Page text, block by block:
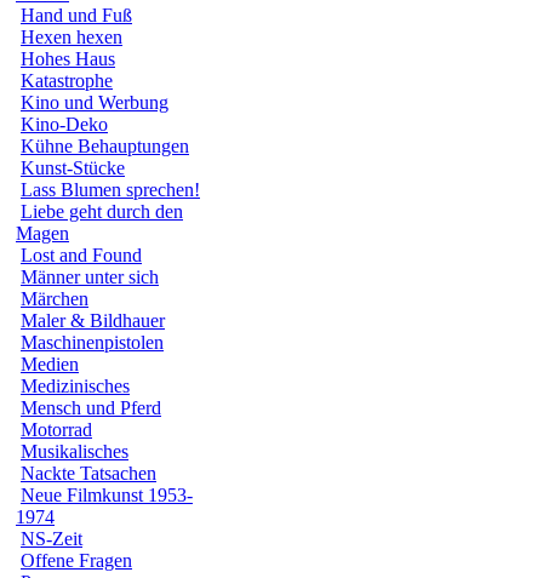
Hand und Fuß
Hexen hexen
Hohes Haus
Katastrophe
Kino und Werbung
Kino-Deko
Kühne Behauptungen
Kunst-Stücke
Lass Blumen sprechen!
Liebe geht durch den
Magen
Lost and Found
Männer unter sich
Märchen
Maler & Bildhauer
Maschinenpistolen
Medien
Medizinisches
Mensch und Pferd
Motorrad
Musikalisches
Nackte Tatsachen
Neue Filmkunst 1953-
1974
NS-Zeit
Offene Fragen